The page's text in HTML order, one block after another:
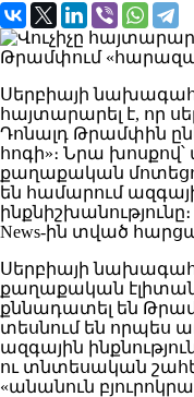
Սերբիայի նախագահ
հայտարարել է, որ
Դոնալդ Թրամփին
հոգի»։ Նրա
քաղաքական
են համարում
News-ին տված
Սերբիայի
քաղաքական
քննադատել են
տեսնում են որպես
ազգային
ու տնտեսական
«անանուն